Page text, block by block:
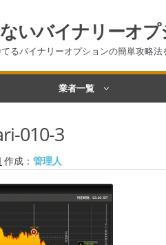
いバイナリーオ
るバイナリーオプションの簡単攻略
業者一覧
010-3
作成： 管理人